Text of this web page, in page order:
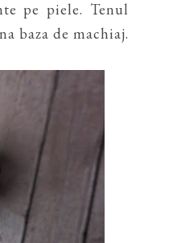
pe piele. Tenul
baza de machiaj.